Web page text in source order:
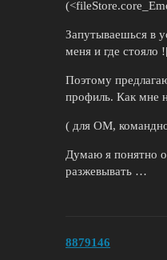
Запутываешься в
меня и где стояло
Поэтому
профиль. Как мне
( для ОМ,
Думаю я понятно
разжевывать …
8879146